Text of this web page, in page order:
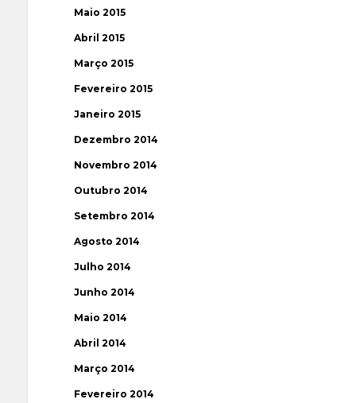
Maio 2015
Abril 2015
Março 2015
Fevereiro 2015
Janeiro 2015
Dezembro 2014
Novembro 2014
Outubro 2014
Setembro 2014
Agosto 2014
Julho 2014
Junho 2014
Maio 2014
Abril 2014
Março 2014
Fevereiro 2014